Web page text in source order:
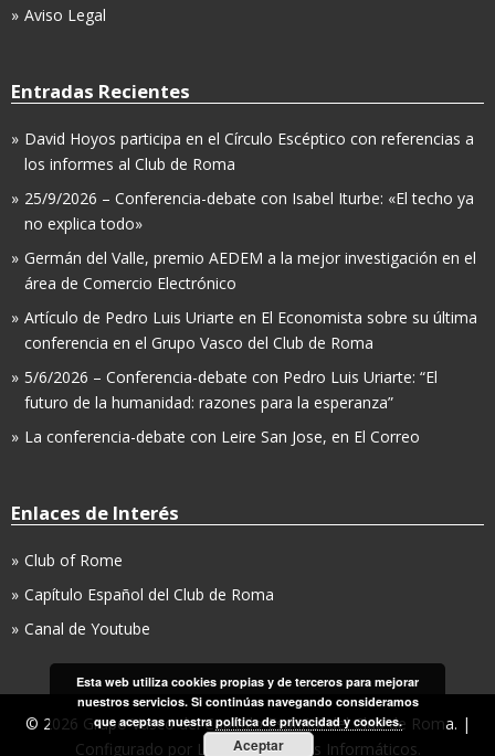
Aviso Legal
Entradas Recientes
David Hoyos participa en el Círculo Escéptico con referencias a
los informes al Club de Roma
25/9/2026 – Conferencia-debate con Isabel Iturbe: «El techo ya
no explica todo»
Germán del Valle, premio AEDEM a la mejor investigación en el
área de Comercio Electrónico
Artículo de Pedro Luis Uriarte en El Economista sobre su última
conferencia en el Grupo Vasco del Club de Roma
5/6/2026 – Conferencia-debate con Pedro Luis Uriarte: “El
futuro de la humanidad: razones para la esperanza”
La conferencia-debate con Leire San Jose, en El Correo
Enlaces de Interés
Club of Rome
Capítulo Español del Club de Roma
Canal de Youtube
© 2026 Grupo Vasco del Capítulo Español del Club de Roma. |
Configurado por LopCor, Servicios Informáticos.
Esta web utiliza cookies propias y de terceros para mejorar
nuestros servicios. Si continúas navegando consideramos
que aceptas nuestrapolítica de privacidad y cookies.
Aceptar